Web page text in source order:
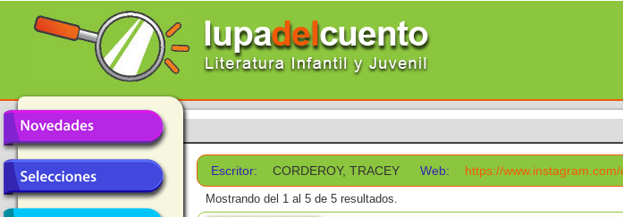
Escritor: CORDEROY, TRACEY Web: https://
Mostrando del 1 al 5 de 5 resultados.